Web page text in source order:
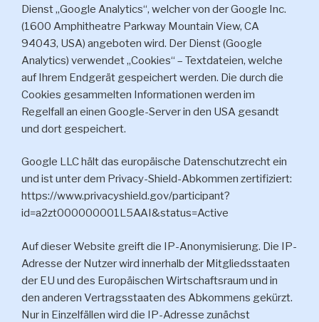
Dienst „Google Analytics“, welcher von der Google Inc.
(1600 Amphitheatre Parkway Mountain View, CA
94043, USA) angeboten wird. Der Dienst (Google
Analytics) verwendet „Cookies“ – Textdateien, welche
auf Ihrem Endgerät gespeichert werden. Die durch die
Cookies gesammelten Informationen werden im
Regelfall an einen Google-Server in den USA gesandt
und dort gespeichert.
Google LLC hält das europäische Datenschutzrecht ein
und ist unter dem Privacy-Shield-Abkommen zertifiziert:
https://www.privacyshield.gov/participant?
id=a2zt000000001L5AAI&status=Active
Auf dieser Website greift die IP-Anonymisierung. Die IP-
Adresse der Nutzer wird innerhalb der Mitgliedsstaaten
der EU und des Europäischen Wirtschaftsraum und in
den anderen Vertragsstaaten des Abkommens gekürzt.
Nur in Einzelfällen wird die IP-Adresse zunächst